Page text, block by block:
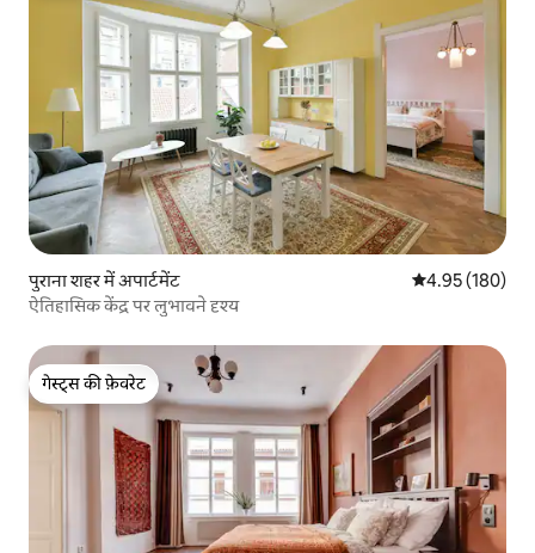
पुराना शहर में अपार्टमेंट औसत रेटिंग 5 में से
4.95 (180)
ऐतिहासिक केंद्र पर लुभावने दृश्य
गेस्ट्स की फ़ेवरेट
गेस्ट्स की फ़ेवरेट